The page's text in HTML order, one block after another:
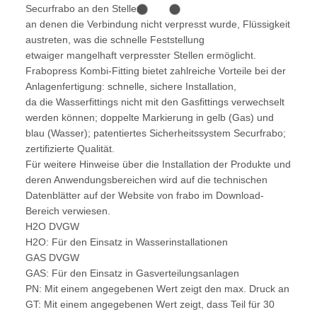
Securfrabo an den Stellen,
an denen die Verbindung nicht verpresst wurde, Flüssigkeit
austreten, was die schnelle Feststellung
etwaiger mangelhaft verpresster Stellen ermöglicht.
Frabopress Kombi-Fitting bietet zahlreiche Vorteile bei der
Anlagenfertigung: schnelle, sichere Installation,
da die Wasserfittings nicht mit den Gasfittings verwechselt
werden können; doppelte Markierung in gelb (Gas) und
blau (Wasser); patentiertes Sicherheitssystem Securfrabo;
zertifizierte Qualität.
Für weitere Hinweise über die Installation der Produkte und
deren Anwendungsbereichen wird auf die technischen
Datenblätter auf der Website von frabo im Download-
Bereich verwiesen.
H2O DVGW
H2O: Für den Einsatz in Wasserinstallationen
GAS DVGW
GAS: Für den Einsatz in Gasverteilungsanlagen
PN: Mit einem angegebenen Wert zeigt den max. Druck an
GT: Mit einem angegebenen Wert zeigt, dass Teil für 30